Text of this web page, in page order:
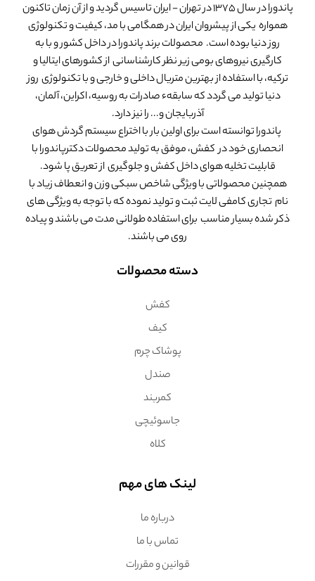
پاندورا در سال 1375 در تهران - ایران تاسیس گردید و از آن زمان تاکنون
همواره یکی از پیشروان ایران در همگامی با مد، کیفیت و تکنولوژی
روز دنیا بوده است. محصولات برند پاندورا در داخل کشور و با به
کارگیری نیروهای بومی زیر نظر کارشناسانی از کشورهای ایتالیا و
ترکیه، با استفاده از بهترین متریال داخلی و خارجی و با تکنولوژی روز
دنیا تولید می گردد که سابقهء صادرات به روسیه، اکراین، آلمان،
آذربایجان و... را نیز دارد.
پاندورا توانسته است برای اولین بار با اختراع سیستم گردش هوای
انحصاری خود در کفش، موفق به تولید محصولات دکترپاندورا با
قابلیت تخلیه هوای داخل کفش و جلوگیری از تعریق پا شود.
همچنین محصولاتی با ویژگی شاخص سبکی وزن و انعطاف زیاد با
نام تجاری کامفی لایت ثبت و تولید نموده که با توجه به ویژگی های
ذکر شده بسیار مناسب برای استفاده طولانی مدت می باشند و پیاده
روی می باشند.
دسته محصولات
کفش
کیف
پوشاک چرم
صندل
کمربند
جاسوئیچی
کلاه
لینک های مهم
درباره ما
تماس با ما
قوانین و مقررات